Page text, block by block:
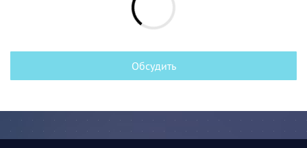
Обсудить